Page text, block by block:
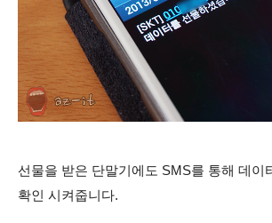
선물을 받은 단말기에도 SMS를 통해 데이
확인 시켜줍니다.